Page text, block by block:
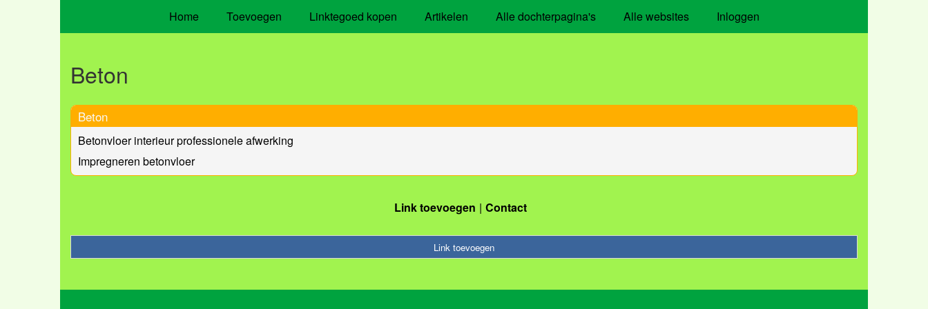
Home Toevoegen Linktegoed kopen Artikelen Alle dochterpagina's Alle websites Inloggen
Beton
Beton
Betonvloer interieur professionele afwerking
Impregneren betonvloer
Link toevoegen Contact
Link toevoegen